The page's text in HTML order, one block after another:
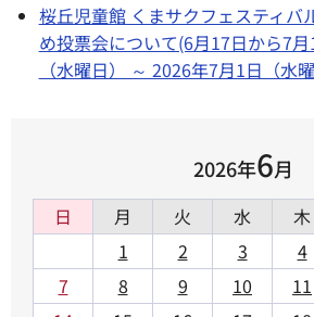
桜丘児童館 くまサクフェスティバ
め投票会について(6月17日から7
（水曜日） ～ 2026年7月1日（水曜
2026年6月
日 月 火 水 木
1
2 3 4
7
8 9 10 11